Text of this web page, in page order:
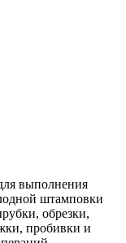
выполнения
штамповки
обрезки,
пробивки и